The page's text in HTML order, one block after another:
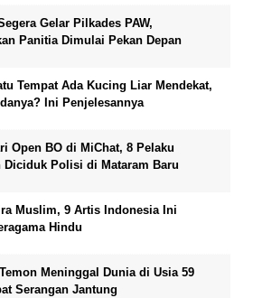
Gelar Pilkades PAW,
Panitia Dimulai Pekan Depan
Tempat Ada Kucing Liar Mendekat,
Ini Penjelesannya
Open BO di MiChat, 8 Pelaku
Diciduk Polisi di Mataram Baru
Muslim, 9 Artis Indonesia Ini
Hindu
Meninggal Dunia di Usia 59
Serangan Jantung